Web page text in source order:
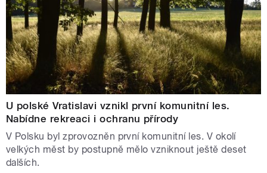
U polské Vratislavi vznikl první komunitní les.
Nabídne rekreaci i ochranu přírody
V Polsku byl zprovozněn první komunitní les. V okolí
velkých měst by postupně mělo vzniknout ještě deset
dalších.